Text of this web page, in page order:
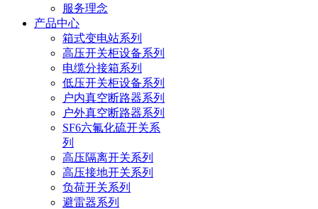
服务理念
产品中心
箱式变电站系列
高压开关柜设备系列
电缆分接箱系列
低压开关柜设备系列
户内真空断路器系列
户外真空断路器系列
SF6六氟化硫开关系
列
高压隔离开关系列
高压接地开关系列
负荷开关系列
避雷器系列